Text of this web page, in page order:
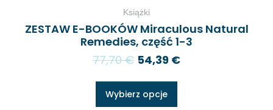
Książki
ZESTAW E-BOOKÓW Miraculous Natural
Remedies, część 1-3
77,70€ 54,39 €
Wybierz opcje